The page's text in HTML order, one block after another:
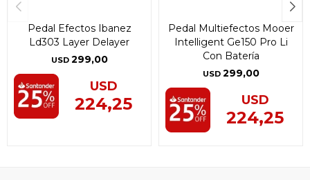
Pedal Efectos Ibanez
Ld303 Layer Delayer
USD 299,00
USD
224,25
Pedal Multiefectos Mooer
Intelligent Ge150 Pro Li
Con Batería
USD 299,00
USD
224,25